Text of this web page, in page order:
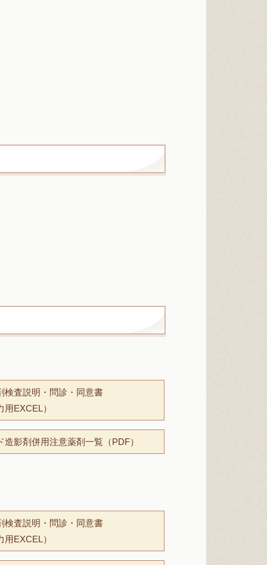
検査説明・問診・同意書
用EXCEL）
造影剤併用注意薬剤一覧（PDF）
検査説明・問診・同意書
用EXCEL）